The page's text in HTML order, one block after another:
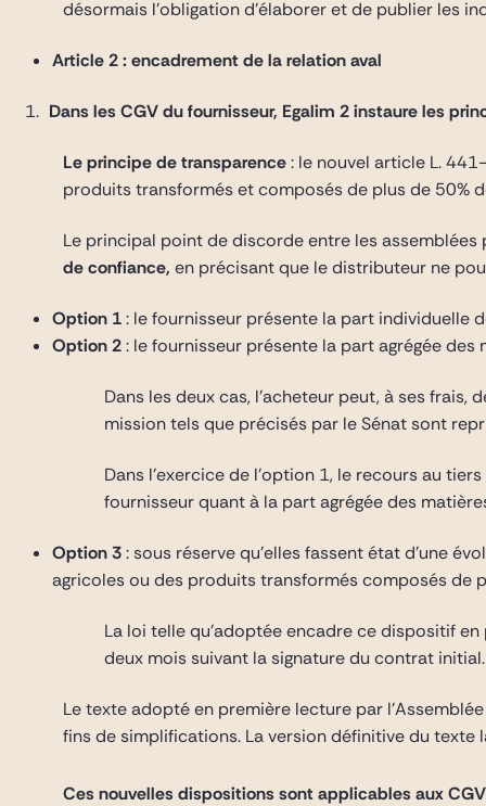
désormais l’obligation d’élaborer et de publier les
Article 2 : encadrement de la relation aval
Dans les CGV du fournisseur, Egalim 2 instaure les
Le principe de transparence: le nouvel article L.
produits transformés et composés de plus de 50%
Le principal point de discorde entre les
de confiance, en précisant que le distributeur ne
Option 1: le fournisseur présente la part individuelle
Option 2: le fournisseur présente la part agrégée
Dans les deux cas, l’acheteur peut, à ses
mission tels que précisés par le Sénat sont
Dans l’exercice de l’option 1, le recours au
fournisseur quant à la part agrégée des
Option 3: sous réserve qu’elles fassent état d’une
agricoles ou des produits transformés composés de
La loi telle qu’adoptée encadre ce dispositif
deux mois suivant la signature du contrat initial.
Le texte adopté en première lecture par
fins de simplifications. La version définitive du
Ces nouvelles dispositions sont applicables aux